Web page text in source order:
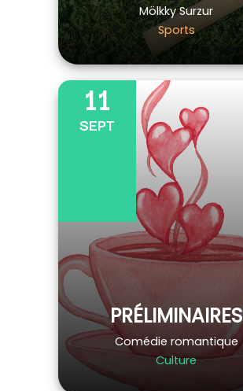
Mölkky Surzur
Sports
11
SEPT
PRÉLIMINAIRES
Comédie romantique
Culture